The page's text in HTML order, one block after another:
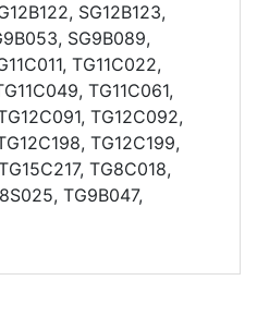
SG12B123,
SG9B089,
TG11C022,
TG11C061,
TG12C092,
TG12C199,
TG8C018,
TG9B047,